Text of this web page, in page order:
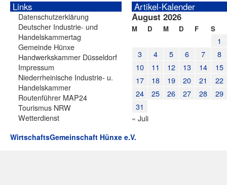
Links
Datenschutzerklärung
Deutscher Industrie- und
Handelskammertag
Gemeinde Hünxe
Handwerkskammer Düsseldorf
Impressum
Niederrheinische Industrie- u.
Handelskammer
Routenführer MAP24
Tourismus NRW
Wetterdienst
Artikel-Kalender
August 2026
M D M D F S
1
3
4 5 6 7
8
10
11 12 13 14
15
17
18 19 20 21
22
24
25 26 27 28
29
31
« Juli
WirtschaftsGemeinschaft Hünxe e.V.